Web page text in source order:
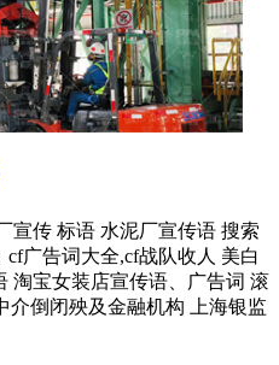
宣传 标语 水泥厂宣传语 搜索
广告词大全,cf战队收人 美白
淘宝女装店宣传语、广告词 滚
介倒闭殃及金融机构 上海银监